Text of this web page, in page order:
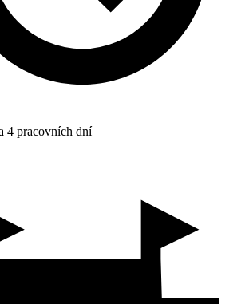
4 pracovních dní